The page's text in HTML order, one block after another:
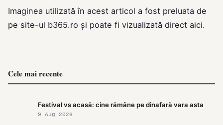
Imaginea utilizată în acest articol a fost preluata de
pe site-ul b365.ro și poate fi vizualizată direct aici.
Cele mai recente
Festival vs acasă: cine rămâne pe dinafară vara asta
9 Aug 2026